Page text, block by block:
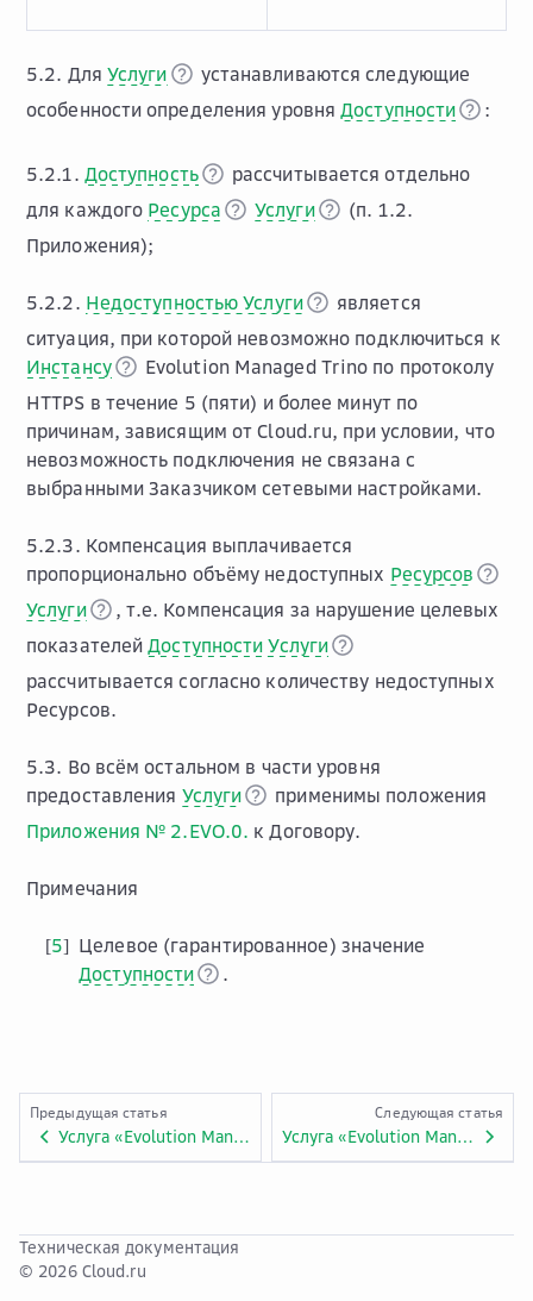
5.2. Для Услуги
устанавливаются следующие
особенности определения уровняДоступности :
5.2.1. Доступность
рассчитывается отдельно
для каждого Ресурса Услуги
(п. 1.2.
Приложения);
5.2.2. Недоступностью Услуги
является
ситуация, при которой невозможно подключиться к
Инстансу
Evolution Managed Trino по протоколу
HTTPS в течение 5 (пяти) и более минут по
причинам, зависящим от Cloud.ru, при условии, что
невозможность подключения не связана с
выбранными Заказчиком сетевыми настройками.
5.2.3. Компенсация выплачивается
пропорционально объёму недоступных Ресурсов
Услуги
, т.е. Компенсация за нарушение целевых
показателейДоступности Услуги
рассчитывается согласно количеству недоступных
Ресурсов.
5.3. Во всём остальном в части уровня
предоставления Услуги
применимы положения
Приложения № 2.EVO.0. к Договору.
Примечания
[5] Целевое (гарантированное) значение
Доступности
.
Предыдущая статья
Услуга «Evolution Managed Trino»
Следующая статья
Услуга «Evolution Managed Metastore»
Техническая документация
© 2026 Cloud.ru